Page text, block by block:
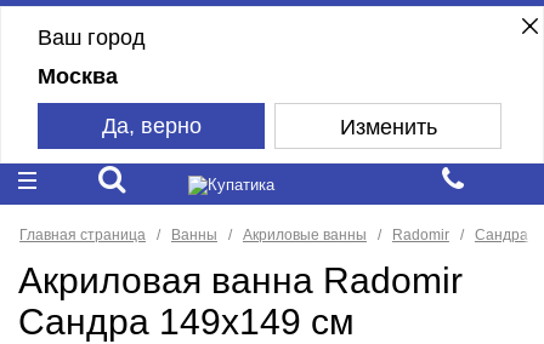
Ваш город
Москва
Да, верно Изменить
Главная страница Ванны Акриловые ванны Radomir Сандра
Акриловая ванна Radomir
Сандра 149х149 см